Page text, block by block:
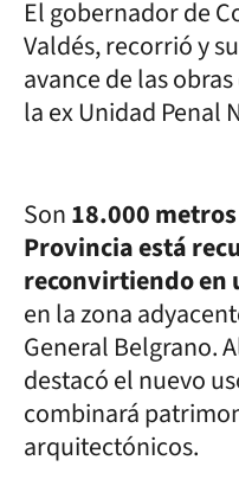
El gobernador de
Valdés, recorrió y
avance de las
la ex Unidad Penal
Son18.000
Provincia está
reconvirtiendo en
en la zona
General Belgrano.
destacó el nuevo
combinará
arquitectónicos.